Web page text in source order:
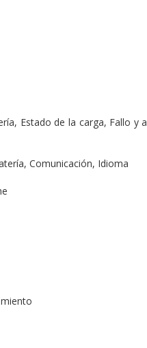
Estado de la carga, Fallo y
Comunicación, Idioma